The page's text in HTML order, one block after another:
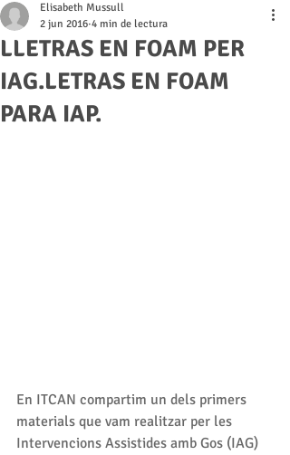
LLETRAS EN FOAM PER
IAG.LETRAS EN FOAM
PARA IAP.
Elisabeth Mussull
2 jun 2016 4 min de lectura
En ITCAN compartim un dels primers
materials que vam realitzar per les
Intervencions Assistides amb Gos (IAG)